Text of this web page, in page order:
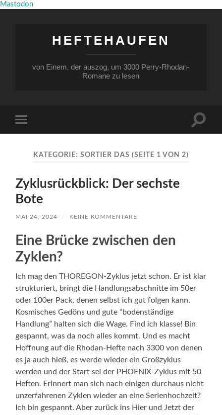
Mastodon
HEFTEHAUFEN
von Einem, der auszog, um 3000 Perry-Rhodan-
Romane zu lesen
Menü
KATEGORIE: SORTIER DAS (SEITE 1 VON 2)
Zyklusrückblick: Der sechste
Bote
MAI 24, 2024 / KEINE KOMMENTARE
Eine Brücke zwischen den
Zyklen?
Ich mag den THOREGON-Zyklus jetzt schon. Er ist klar
strukturiert, bringt die Handlungsabschnitte im 50er
oder 100er Pack, denen selbst ich gut folgen kann.
Kosmisches Gedöns und gute “bodenständige
Handlung” halten sich die Wage. Find ich klasse! Bin
gespannt, was da noch alles kommt. Und es macht
Hoffnung auf die Rhodan-Hefte nach 3300 von denen
es ja auch hieß, es werde wieder ein Großzyklus
werden und der Start sei der PHOENIX-Zyklus mit 50
Heften. Erinnert man sich nach einigen durchaus nicht
unzerfahrenen Zyklen wieder an eine Serienhochzeit?
Ich bin gespannt. Aber zurück ins Hier und Jetzt der